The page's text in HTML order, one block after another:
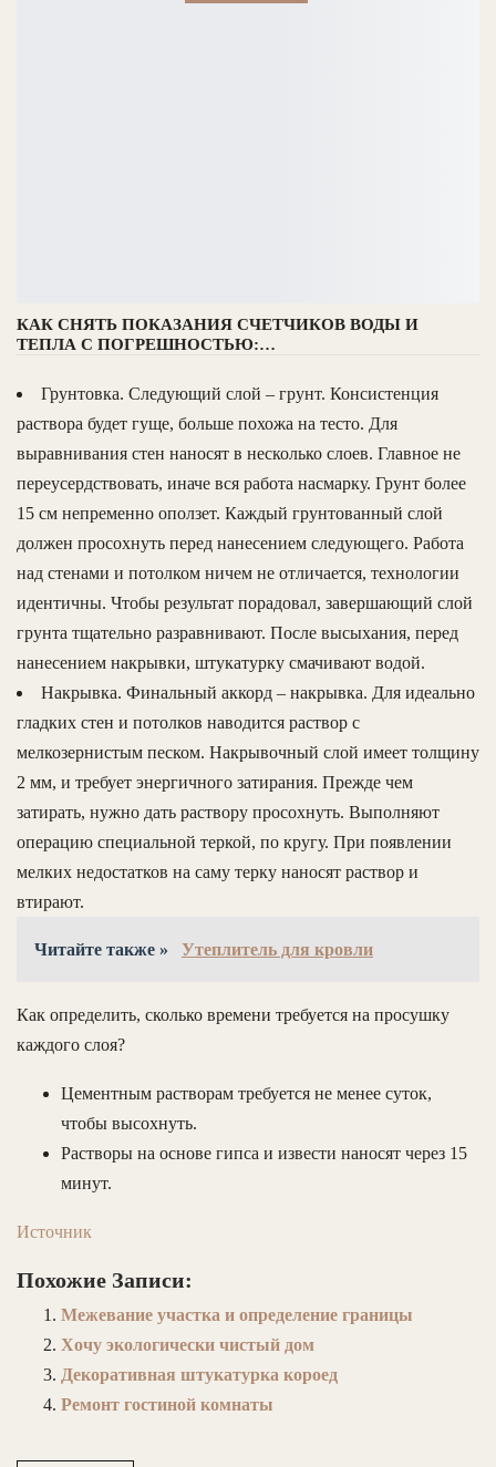
КАК СНЯТЬ ПОКАЗАНИЯ СЧЕТЧИКОВ ВОДЫ И
ТЕПЛА С ПОГРЕШНОСТЬЮ:…
Грунтовка. Следующий слой – грунт. Консистенция
раствора будет гуще, больше похожа на тесто. Для
выравнивания стен наносят в несколько слоев. Главное не
переусердствовать, иначе вся работа насмарку. Грунт более
15 см непременно оползет. Каждый грунтованный слой
должен просохнуть перед нанесением следующего. Работа
над стенами и потолком ничем не отличается, технологии
идентичны. Чтобы результат порадовал, завершающий слой
грунта тщательно разравнивают. После высыхания, перед
нанесением накрывки, штукатурку смачивают водой.
Накрывка. Финальный аккорд – накрывка. Для идеально
гладких стен и потолков наводится раствор с
мелкозернистым песком. Накрывочный слой имеет толщину
2 мм, и требует энергичного затирания. Прежде чем
затирать, нужно дать раствору просохнуть. Выполняют
операцию специальной теркой, по кругу. При появлении
мелких недостатков на саму терку наносят раствор и
втирают.
Читайте также » Утеплитель для кровли
Как определить, сколько времени требуется на просушку
каждого слоя?
Цементным растворам требуется не менее суток,
чтобы высохнуть.
Растворы на основе гипса и извести наносят через 15
минут.
Источник
Похожие Записи:
Межевание участка и определение границы
Хочу экологически чистый дом
Декоративная штукатурка короед
Ремонт гостиной комнаты